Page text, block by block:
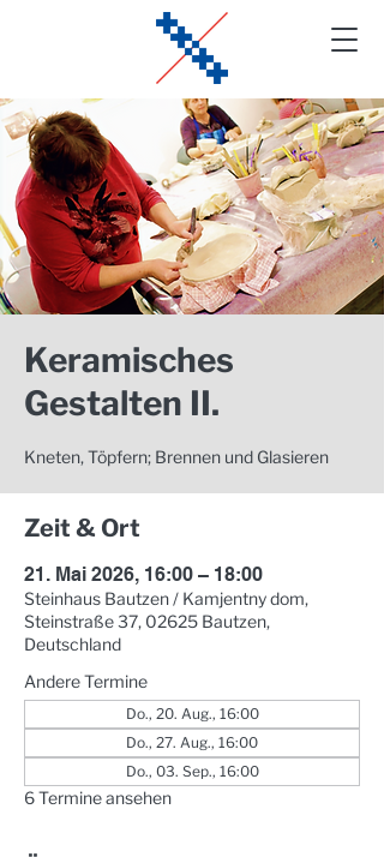
Keramisches
Gestalten II.
Kneten, Töpfern; Brennen und Glasieren
Zeit & Ort
21. Mai 2026, 16:00 – 18:00
Steinhaus Bautzen / Kamjentny dom,
Steinstraße 37, 02625 Bautzen,
Deutschland
Andere Termine
Do., 20. Aug., 16:00
Do., 27. Aug., 16:00
Do., 03. Sep., 16:00
6 Termine ansehen